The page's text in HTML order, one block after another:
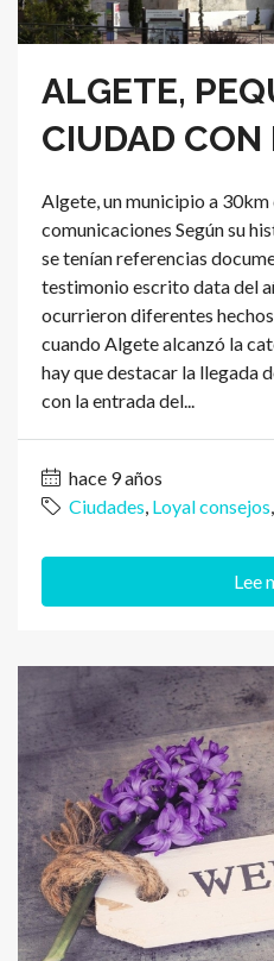
ALGETE,
CIUDAD
Algete, un municipio a
comunicaciones Según su
se tenían referencias
testimonio escrito data del
ocurrieron diferentes
cuando Algete alcanzó la
hay que destacar la llegada
con la entrada del...
hace 9 años
Ciudades Loyal consejos
Lee